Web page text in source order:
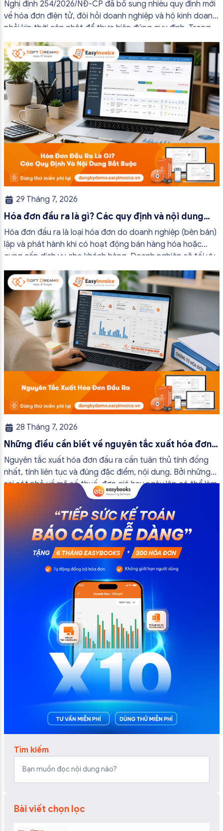
Nghị định 254/2026/NĐ-CP đã bổ sung nhiều quy định mới
về hóa đơn điện tử, đòi hỏi doanh nghiệp và hộ kinh doanh
phải kịp thời cập nhật để thực hiện đúng quy định. Trong
bài viết này, hóa đơn điện tử EasyInvoice sẽ chia sẻ 13
trường hợp hóa đơn điện tử không cần […]
29 Tháng 7, 2026
Hóa đơn đầu ra là gì? Các quy định và nội dung
bắt buộc mới nhất
Hóa đơn đầu ra là loại hóa đơn do doanh nghiệp (bên bán)
lập và phát hành khi có hoạt động bán hàng hóa hoặc
cung cấp dịch vụ cho khách hàng. Doanh nghiệp sẽ tối ưu
quy trình vận hành và tránh được những án phạt hành
chính không đáng có nếu nắm rõ […]
28 Tháng 7, 2026
Những điều cần biết về nguyên tắc xuất hóa đơn
đầu ra
Nguyên tắc xuất hóa đơn đầu ra cần tuân thủ tính đồng
nhất, tính liên tục và đúng đặc điểm, nội dung. Bởi những
sai sót nhỏ về mã số thuế, đơn giá hay ngày lập có thể làm
ảnh hưởng đến quá trình quyết toán thuế của bạn. Kế
toán có thể tham khảo […]
Tìm kiếm
Bài viết chọn lọc